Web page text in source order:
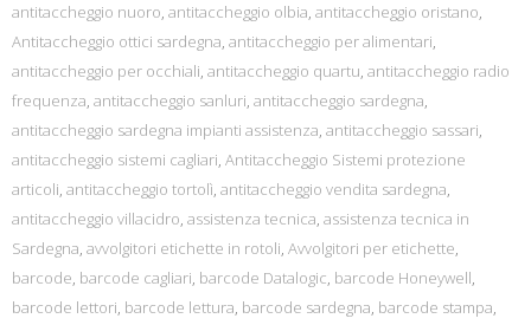
antitaccheggio nuoro, antitaccheggio olbia, antitaccheggio oristano,
Antitaccheggio ottici sardegna, antitaccheggio per alimentari,
antitaccheggio per occhiali, antitaccheggio quartu, antitaccheggio radio
frequenza, antitaccheggio sanluri, antitaccheggio sardegna,
antitaccheggio sardegna impianti assistenza, antitaccheggio sassari,
antitaccheggio sistemi cagliari, Antitaccheggio Sistemi protezione
articoli, antitaccheggio tortolì, antitaccheggio vendita sardegna,
antitaccheggio villacidro, assistenza tecnica, assistenza tecnica in
Sardegna, avvolgitori etichette in rotoli, Avvolgitori per etichette,
barcode, barcode cagliari, barcode Datalogic, barcode Honeywell,
barcode lettori, barcode lettura, barcode sardegna, barcode stampa,